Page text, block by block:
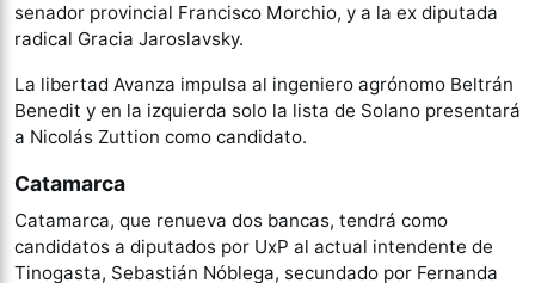
senador provincial Francisco Morchio, y a la ex diputada
radical Gracia Jaroslavsky.
La libertad Avanza impulsa al ingeniero agrónomo Beltrán
Benedit y en la izquierda solo la lista de Solano presentará
a Nicolás Zuttion como candidato.
Catamarca
Catamarca, que renueva dos bancas, tendrá como
candidatos a diputados por UxP al actual intendente de
Tinogasta, Sebastián Nóblega, secundado por Fernanda